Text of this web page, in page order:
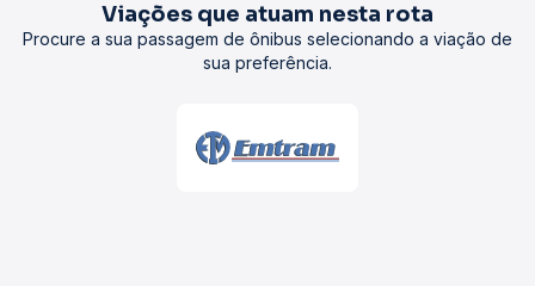
Viações que atuam nesta rota
Procure a sua passagem de ônibus selecionando a viação de
sua preferência.